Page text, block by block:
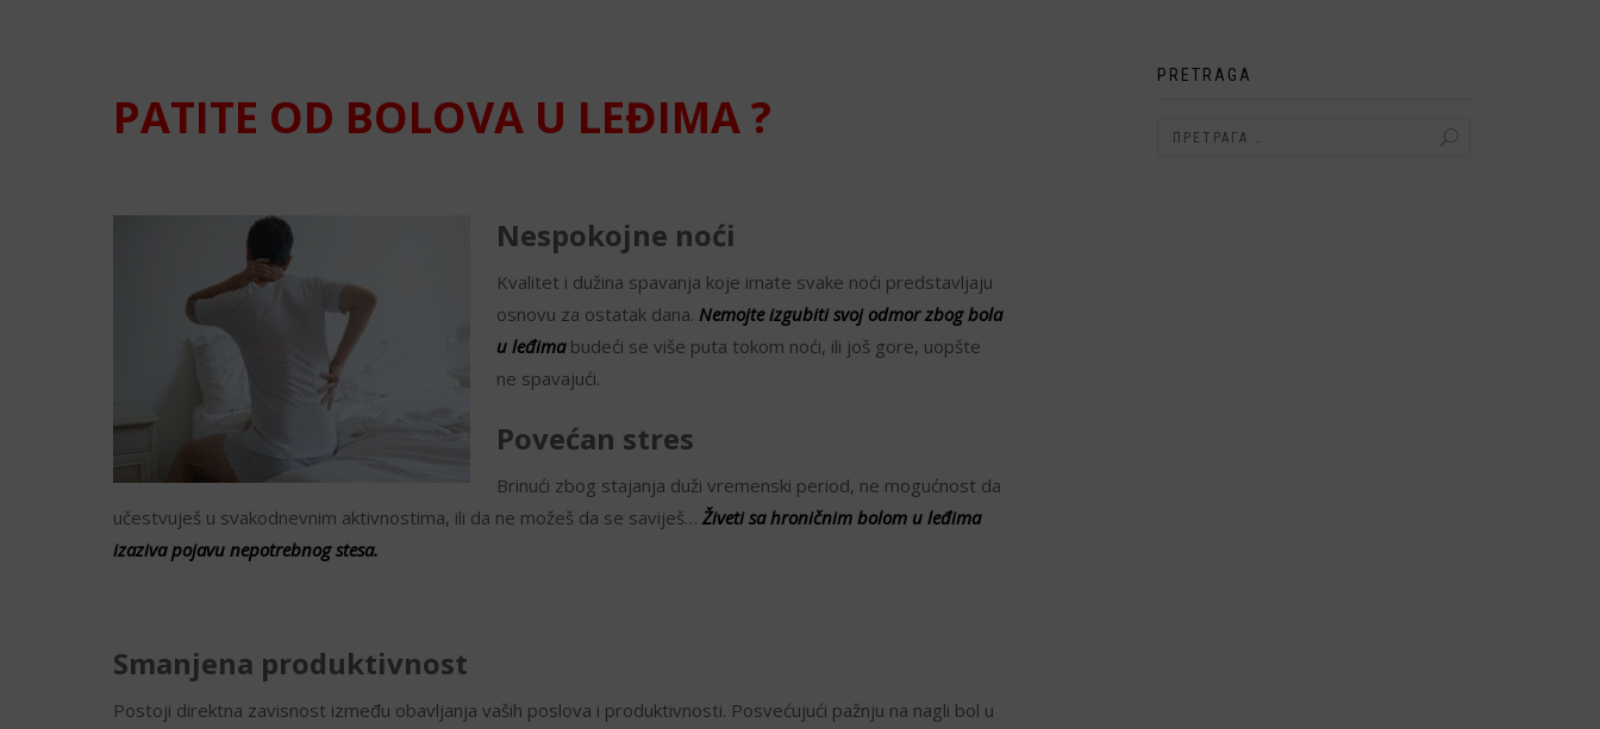
PATITE OD BOLOVA U LEĐIMA ?
Nespokojne noći
Kvalitet i dužina spavanja koje imate svake noći predstavljaju
osnovu za ostatak dana. Nemojte izgubiti svoj odmor zbog bola
u leđima budeći se više puta tokom noći, ili još gore, uopšte
ne spavajući.
Povećan stres
Brinući zbog stajanja duži vremenski period, ne mogućnost da
učestvuješ u svakodnevnim aktivnostima, ili da ne možeš da se saviješ… Živeti sa hroničnim bolom u leđima
izaziva pojavu nepotrebnog stesa.
Smanjena produktivnost
Postoji direktna zavisnost između obavljanja vaših poslova i produktivnosti. Posvećujući pažnju na nagli bol u
PRETRAGA